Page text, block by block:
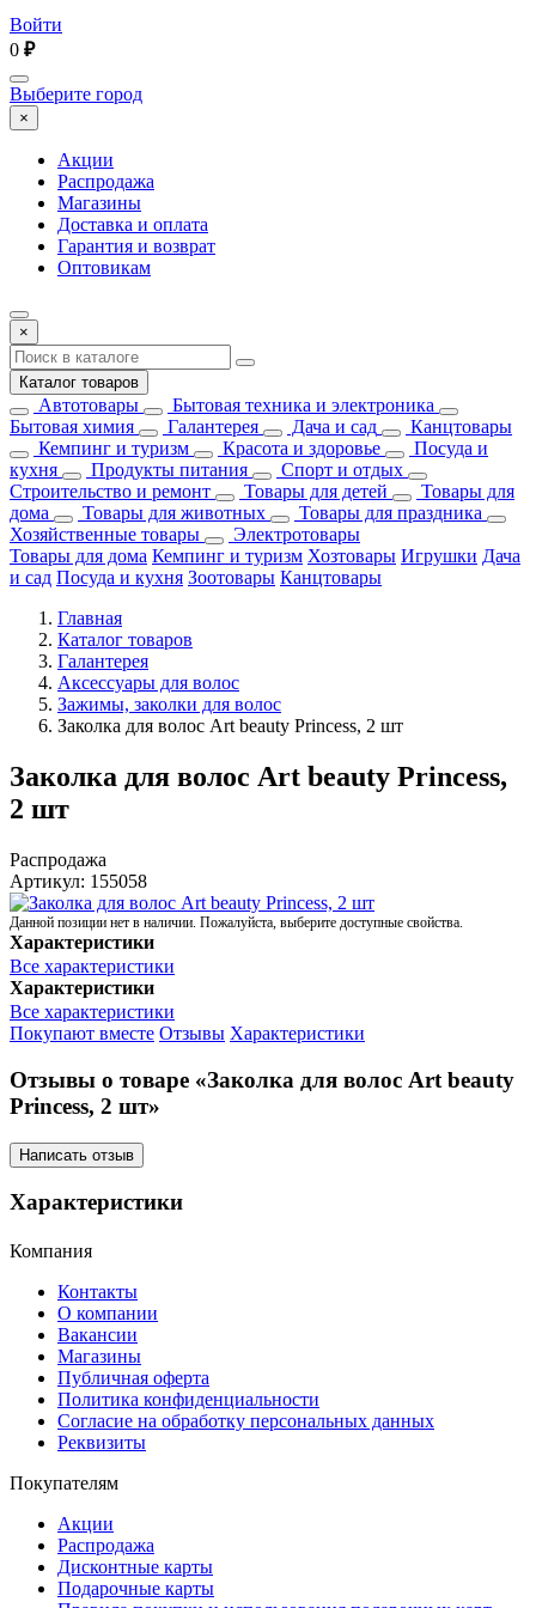
Войти
0 ₽
Выберите город
×
Акции
Распродажа
Магазины
Доставка и оплата
Гарантия и возврат
Оптовикам
×
Каталог товаров
Автотовары
Бытовая техника и электроника
Бытовая химия
Галантерея Дача и сад
Канцтовары
Кемпинг и туризм
Красота и здоровье
Посуда и
кухня
Продукты питания
Спорт и отдых
Строительство и ремонт
Товары для детей
Товары для
дома
Товары для животных
Товары для праздника
Хозяйственные товары
Электротовары
Товары для дома Кемпинг и туризм Хозтовары Игрушки Дача
и сад Посуда и кухня Зоотовары Канцтовары
Главная
Каталог товаров
Галантерея
Аксессуары для волос
Зажимы, заколки для волос
Заколка для волос Art beauty Princess, 2 шт
Заколка для волос Art beauty Princess,
2 шт
Распродажа
Артикул: 155058
Данной позиции нет в наличии. Пожалуйста, выберите доступные свойства.
Характеристики
Все характеристики
Характеристики
Все характеристики
Покупают вместе Отзывы Характеристики
Отзывы о товаре «Заколка для волос Art beauty
Princess, 2 шт»
Написать отзыв
Характеристики
Компания
Контакты
О компании
Вакансии
Магазины
Публичная оферта
Политика конфиденциальности
Согласие на обработку персональных данных
Реквизиты
Покупателям
Акции
Распродажа
Дисконтные карты
Подарочные карты